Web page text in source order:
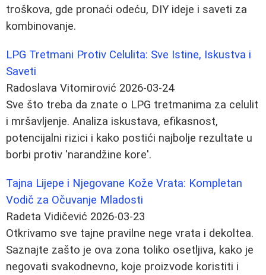
troškova, gde pronaći odeću, DIY ideje i saveti za
kombinovanje.
LPG Tretmani Protiv Celulita: Sve Istine, Iskustva i
Saveti
Radoslava Vitomirović 2026-03-24
Sve što treba da znate o LPG tretmanima za celulit
i mršavljenje. Analiza iskustava, efikasnost,
potencijalni rizici i kako postići najbolje rezultate u
borbi protiv 'narandžine kore'.
Tajna Lijepe i Njegovane Kože Vrata: Kompletan
Vodič za Očuvanje Mladosti
Radeta Vidičević 2026-03-23
Otkrivamo sve tajne pravilne nege vrata i dekoltea.
Saznajte zašto je ova zona toliko osetljiva, kako je
negovati svakodnevno, koje proizvode koristiti i